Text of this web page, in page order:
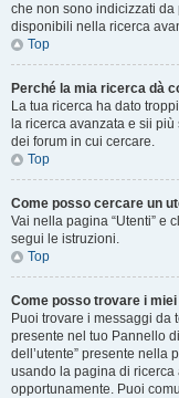
che non sono indicizzati
disponibili nella ricerca
Top
Perché la mia ricerca dà
La tua ricerca ha dato
la ricerca avanzata e sii
dei forum in cui cercare.
Top
Come posso cercare un
Vai nella pagina “Utenti” e
segui le istruzioni.
Top
Come posso trovare i
Puoi trovare i messaggi da
presente nel tuo Pannello
dell’utente” presente nella
usando la pagina di
opportunamente. Puoi